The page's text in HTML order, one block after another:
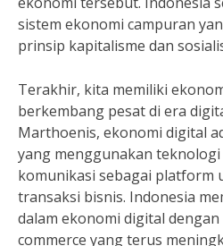
sistem ekonomi campuran
prinsip kapitalisme dan
Terakhir, kita memiliki
berkembang pesat di era
Marthoenis, ekonomi digital
yang menggunakan
komunikasi sebagai platform
transaksi bisnis. Indonesia
dalam ekonomi digital
commerce yang terus